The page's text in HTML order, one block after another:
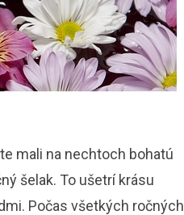
mali na nechtoch bohatú
šelak. To ušetrí krásu
Počas všetkých ročných